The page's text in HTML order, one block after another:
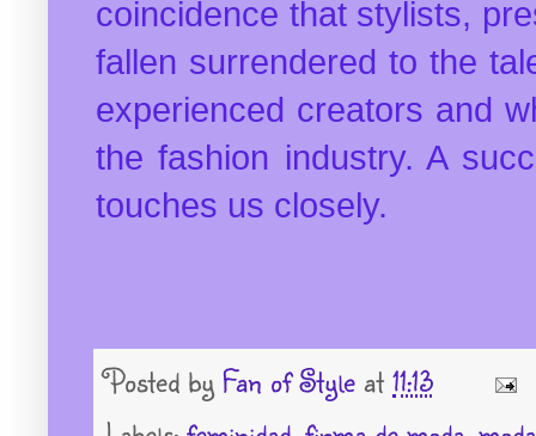
coincidence that stylists,
fallen surrendered to the
experienced creators and
the fashion industry. A
touches us closely.
Posted by Fan of Style at 11:13